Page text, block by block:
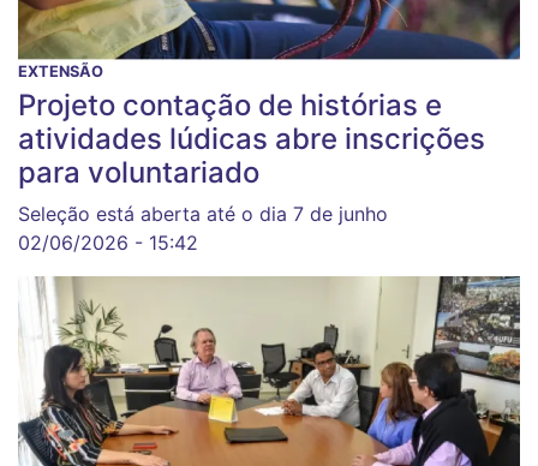
EXTENSÃO
Projeto contação de histórias e
atividades lúdicas abre inscrições
para voluntariado
Seleção está aberta até o dia 7 de junho
02/06/2026 - 15:42